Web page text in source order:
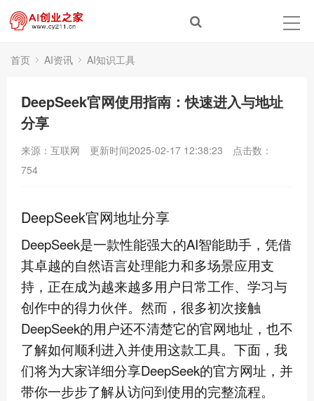
首页 AI资讯 AI知识工具
DeepSeek官网使用指南：快速进入与地址
分享
来源：互联网 更新时间2025-02-17 12:38:23
点击数：
754
DeepSeek官网地址分享
DeepSeek是一款性能强大的AI智能助手，凭借
其卓越的自然语言处理能力和多场景应用支
持，正在成为越来越多用户日常工作、学习与
创作中的得力伙伴。然而，很多初次接触
DeepSeek的用户还不清楚它的官网地址，也不
了解如何顺利进入并使用这款工具。下面，我
们将为大家详细分享DeepSeek的官方网址，并
带你一步步了解从访问到使用的完整流程。